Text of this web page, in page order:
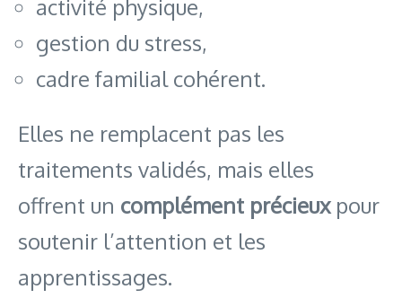
activité physique,
gestion du stress,
cadre familial cohérent.
Elles ne remplacent pas les
traitements validés, mais elles
offrent un complément précieuxpour
soutenir l’attention et les
apprentissages.